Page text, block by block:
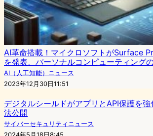
AI革命搭載！マイクロソフトがSurface
を発表、パーソナルコンピューティング
AI（人工知能）ニュース
2023年12月30日11:51
デジタルシールドがアプリとAPI保護を
法公開
サイバーセキュリティニュース